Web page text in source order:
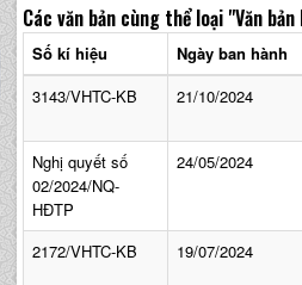
Các văn bản cùng thể loại "Văn bản
Số kí hiệu Ngày ban hành
3143/VHTC-KB
21/10/2024
Nghị quyết số
02/2024/NQ-
HĐTP
24/05/2024
2172/VHTC-KB 19/07/2024